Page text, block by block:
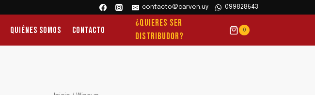
contacto@carven.uy 099828543
Quiénes Somos Contacto
¿QUIERES SER
DISTRIBUDOR?
0